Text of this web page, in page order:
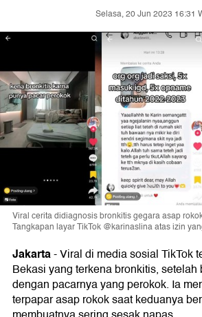
Selasa, 20 Jun 2023 16:31
Viral cerita didiagnosis bronkitis gegara asap
Tangkapan layar TikTok @karinaslina atas izin
Jakarta-Viral di media sosial TikTok
Bekasi yang terkena bronkitis, setelah
dengan pacarnya yang perokok. Ia
terpapar asap rokok saat keduanya